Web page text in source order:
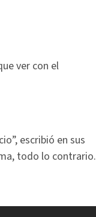
ver con el
escribió en sus
todo lo contrario.